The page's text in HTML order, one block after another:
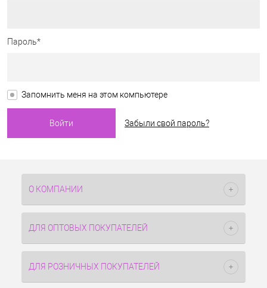
Пароль*
Запомнить меня на этом компьютере
Забыли свой пароль?
О КОМПАНИИ
ДЛЯ ОПТОВЫХ ПОКУПАТЕЛЕЙ
ДЛЯ РОЗНИЧНЫХ ПОКУПАТЕЛЕЙ